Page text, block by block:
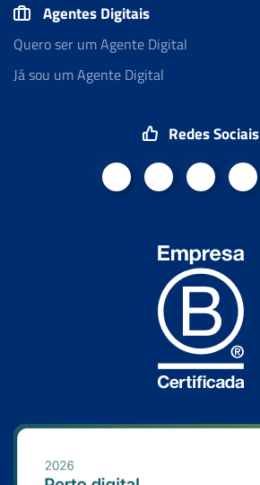
Agentes Digitais
Quero ser um Agente Digital
Já sou um Agente Digital
Redes Sociais